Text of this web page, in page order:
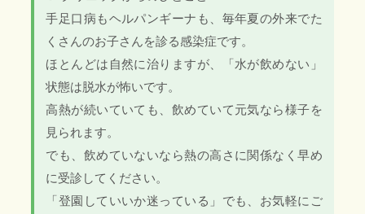
手足口病もヘルパンギーナも、毎年夏の外来でた
くさんのお子さんを診る感染症です。
ほとんどは自然に治りますが、「水が飲めない」
状態は脱水が怖いです。
高熱が続いていても、飲めていて元気なら様子を
見られます。
でも、飲めていないなら熱の高さに関係なく早め
に受診してください。
「登園していいか迷っている」でも、お気軽にご